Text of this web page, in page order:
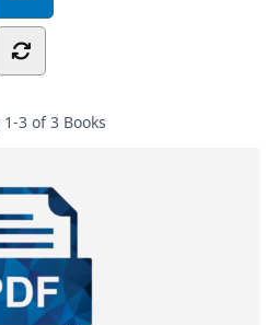
1-3 of 3Books